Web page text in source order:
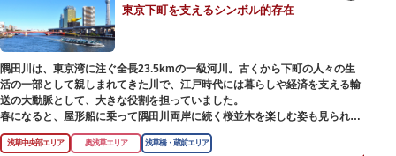
【撞球室】
当時の日本では非常に珍しいスイスの山小屋風の撞球室（ビリヤード場）
で、洋館から地下道でつながっています。通常は非公開ですが、毎月15日
（10月のみ10/16）に先着順で限定公開されています。
【和館大広間】
洋館に併置された名棟 梁大河喜十郎の手によるものと伝えられている書院造
りの和館で、当時は550坪に及ぶ洋館を遥かにしのぐ規模でしたが、現在は
冠婚葬祭などに使われていた大広間の1棟だけが残っています。
東京下町を支えるシンボル的存在
隅田川は、東京湾に注ぐ全長23.5kmの一級河川。古くから下町の人々の生
活の一部として親しまれてきた川で、江戸時代には暮らしや経済を支える輸
送の大動脈として、大きな役割を担っていました。
春になると、屋形船に乗って隅田川両岸に続く桜並木を楽しむ姿も見られ、
東京スカイツリーとのコラボレーションも、まさに絵になる光景です。ま
た、毎年7月の最終土曜日に開催される「隅田川花火大会」は、東京の夏の
浅草中央部エリア 奥浅草エリア 浅草橋・蔵前エリア